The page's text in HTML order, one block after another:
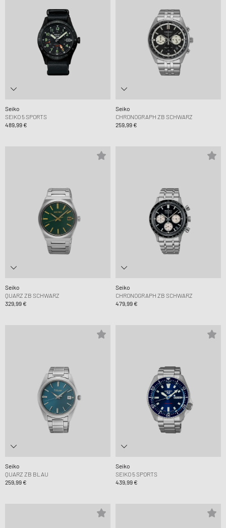
Seiko
SEIKO 5 SPORTS
489,99 €
Seiko
CHRONOGRAPH ZB SCHWARZ
259,99 €
Seiko
QUARZ ZB SCHWARZ
329,99 €
Seiko
CHRONOGRAPH ZB SCHWARZ
479,99 €
Seiko
QUARZ ZB BLAU
259,99 €
Seiko
SEIKO 5 SPORTS
439,99 €